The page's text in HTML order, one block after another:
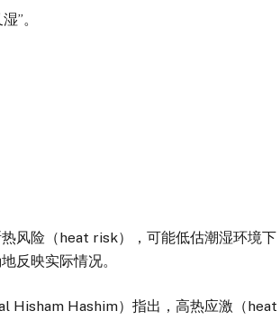
”。
风险（heat risk），可能低估潮湿环境下
反映实际情况。
Hashim）指出，高热应激（heat